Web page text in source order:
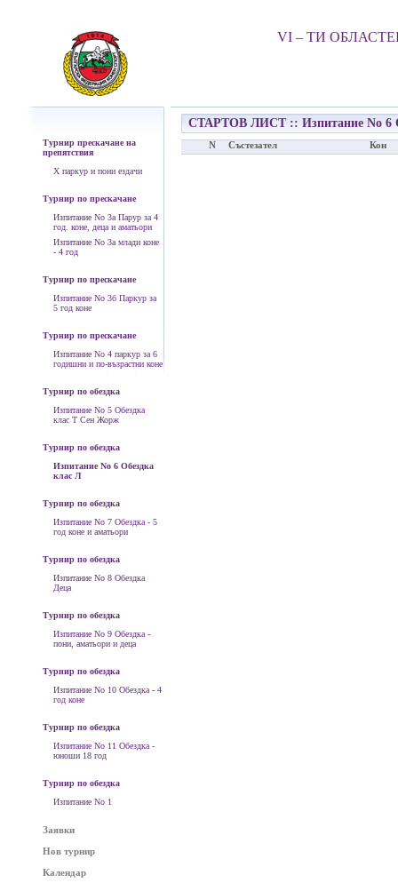
VI – ТИ
Турнир прескачане на
препятствия
Х паркур и пони ездачи
Турнир по прескачане
Изпитание No 3а Парур за 4
год. коне, деца и аматьори
Изпитание No 3а млади коне
- 4 год
Турнир по прескачане
Изпитание No 3б Паркур за
5 год коне
Турнир по прескачане
Изпитание No 4 паркур за 6
годишни и по-възрастни коне
Турнир по обездка
Изпитание No 5 Обездка
клас Т Сен Жорж
Турнир по обездка
Изпитание No 6 Обездка
клас Л
Турнир по обездка
Изпитание No 7 Обездка - 5
год коне и аматьори
Турнир по обездка
Изпитание No 8 Обездка
Деца
Турнир по обездка
Изпитание No 9 Обездка -
пони, аматьори и деца
Турнир по обездка
Изпитание No 10 Обездка - 4
год коне
Турнир по обездка
Изпитание No 11 Обездка -
юноши 18 год
Турнир по обездка
Изпитание No 1
Заявки
Нов турнир
Календар
СТАРТОВ ЛИСТ :: Изпитание No 6
N Състезател Кон